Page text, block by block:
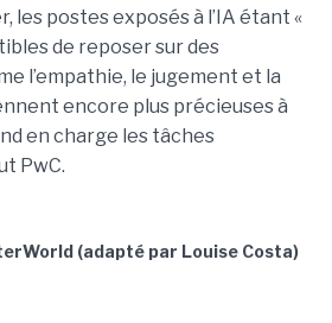
les postes exposés à l’IA étant «
de reposer sur des
l’empathie, le jugement et la
encore plus précieuses à
en charge les tâches
PwC.
(adapté par Louise Costa)